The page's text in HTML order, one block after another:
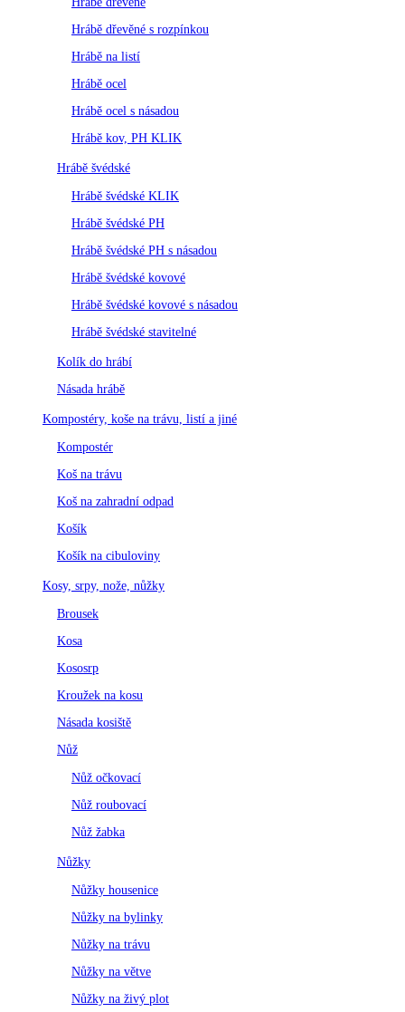
Hrábě dřevěné s rozpínkou
Hrábě na listí
Hrábě ocel
Hrábě ocel s násadou
Hrábě kov, PH KLIK
Hrábě švédské
Hrábě švédské KLIK
Hrábě švédské PH
Hrábě švédské PH s násadou
Hrábě švédské kovové
Hrábě švédské kovové s násadou
Hrábě švédské stavitelné
Kolík do hrábí
Násada hrábě
Kompostéry, koše na trávu, listí a jiné
Kompostér
Koš na trávu
Koš na zahradní odpad
Košík
Košík na cibuloviny
Kosy, srpy, nože, nůžky
Brousek
Kosa
Kososrp
Kroužek na kosu
Násada kosiště
Nůž
Nůž očkovací
Nůž roubovací
Nůž žabka
Nůžky
Nůžky housenice
Nůžky na bylinky
Nůžky na trávu
Nůžky na větve
Nůžky na živý plot